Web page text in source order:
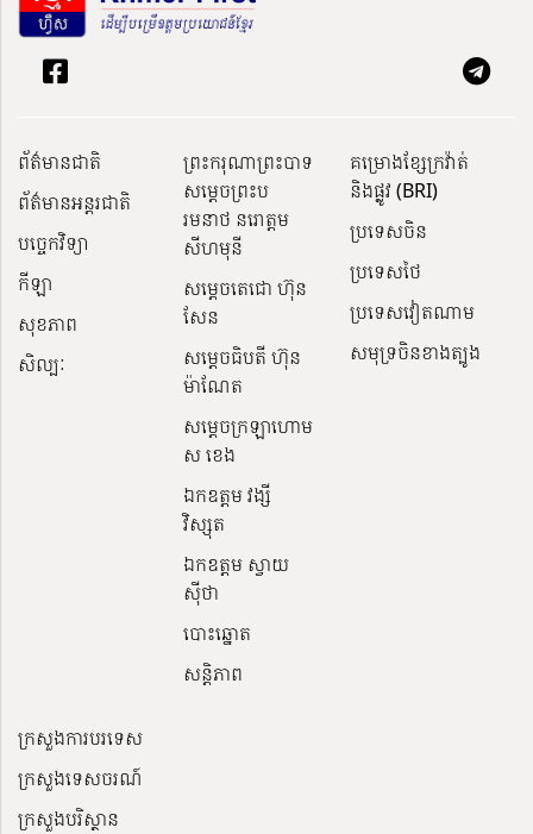
ព័ត៌មានជាតិ
ព័ត៌មានអន្តរជាតិ
បច្ចេកវិទ្យា
កីឡា
សុខភាព
សិល្បៈ
ព្រះករុណាព្រះបាទ
សម្តេចព្រះប
រមនាថ នរោត្តម
សីហមុនី
សម្តេចតេជោ ហ៊ុន
សែន
សម្ដេចធិបតី ហ៊ុន
ម៉ាណែត
សម្ដេចក្រឡាហោម
ស ខេង
ឯកឧត្តម វង្សី
វិស្សុត
ឯកឧត្តម ស្វាយ
ស៊ីថា
បោះឆ្នោត
សន្តិភាព
គម្រោងខ្សែក្រវ៉ាត់
និងផ្លូវ (BRI)
ប្រទេសចិន
ប្រទេសថៃ
ប្រទេសវៀតណាម
សមុទ្រចិនខាងត្បូង
ក្រសួងការបរទេស
ក្រសួងទេសចរណ៍
ក្រសួងបរិស្ថាន